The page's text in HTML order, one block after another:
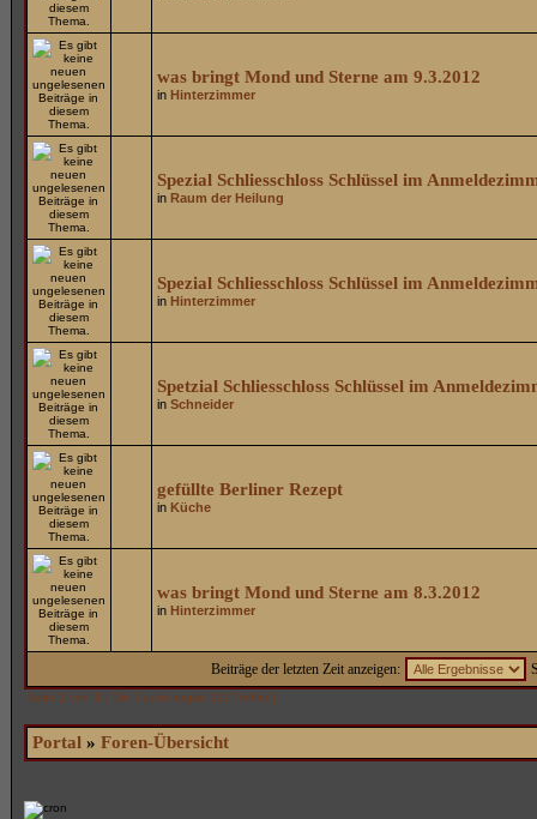
was bringt Mond und Sterne am 9.3.2012
in Hinterzimmer
Spezial Schliesschloss Schlüssel im
in Raum der Heilung
Spezial Schliesschloss Schlüssel im
in Hinterzimmer
Spetzial Schliesschloss Schlüssel im
in Schneider
gefüllte Berliner Rezept
in Küche
was bringt Mond und Sterne am 8.3.2012
in Hinterzimmer
Beiträge der letzten Zeit anzeigen:
Seite 1 von 3 [ Die Suche ergab 111 Treffer ]
Portal » Foren-Übersicht